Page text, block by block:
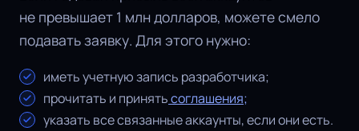
не превышает 1 млн долларов, можете смело
подавать заявку. Для этого нужно:
иметь учетную запись разработчика;
прочитать и принятьсоглашения;
указать все связанные аккаунты, если они есть.